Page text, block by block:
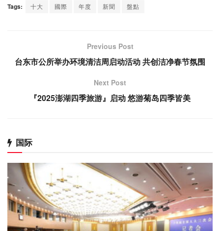
Tags: 十大 國際 年度 新聞 盤點
Previous Post
台东市公所举办环境清洁周启动活动 共创洁净春节氛围
Next Post
『2025澎湖四季旅游』启动 悠游菊岛四季皆美
国际